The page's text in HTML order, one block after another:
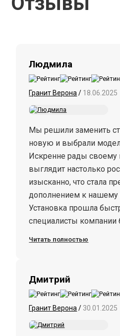
Людмила
Гранит Верона / 18.06.2025
Мы решили заменить
новую и выбрали
Искренне рады
выглядит настолько
изысканно, что стала
дополнением к нашему
Установка прошла
специалисты
Читать полностью
Дмитрий
Гранит Верона / 30.01.2025